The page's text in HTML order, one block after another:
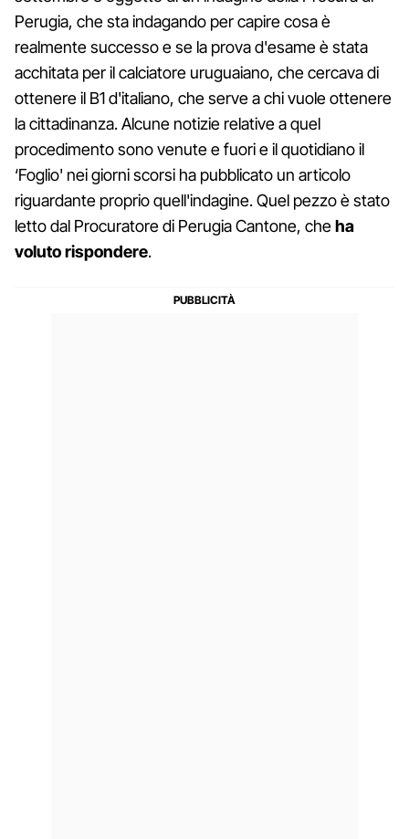
Perugia, che sta indagando per capire cosa è
realmente successo e se la prova d'esame è stata
acchitata per il calciatore uruguaiano, che cercava di
ottenere il B1 d'italiano, che serve a chi vuole ottenere
la cittadinanza. Alcune notizie relative a quel
procedimento sono venute e fuori e il quotidiano il
‘Foglio' nei giorni scorsi ha pubblicato un articolo
riguardante proprio quell'indagine. Quel pezzo è stato
letto dal Procuratore di Perugia Cantone, cheha
voluto rispondere.